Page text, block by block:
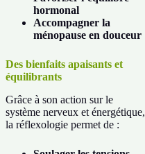
hormonal
Accompagner la
ménopause en douceur
Des bienfaits apaisants et
équilibrants
Grâce à son action sur le
système nerveux et énergétique,
la réflexologie permet de :